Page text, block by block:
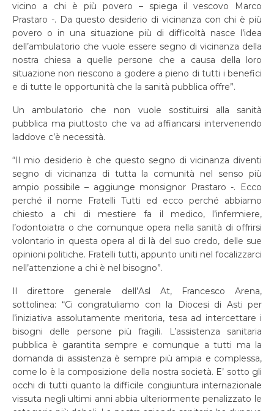
vicino a chi è più povero – spiega il vescovo Marco
Prastaro -. Da questo desiderio di vicinanza con chi è più
povero o in una situazione più di difficoltà nasce l’idea
dell’ambulatorio che vuole essere segno di vicinanza della
nostra chiesa a quelle persone che a causa della loro
situazione non riescono a godere a pieno di tutti i benefici
e di tutte le opportunità che la sanità pubblica offre”.
Un ambulatorio che non vuole sostituirsi alla sanità
pubblica ma piuttosto che va ad affiancarsi intervenendo
laddove c’è necessità.
“Il mio desiderio è che questo segno di vicinanza diventi
segno di vicinanza di tutta la comunità nel senso più
ampio possibile – aggiunge monsignor Prastaro -. Ecco
perché il nome Fratelli Tutti ed ecco perché abbiamo
chiesto a chi di mestiere fa il medico, l’infermiere,
l’odontoiatra o che comunque opera nella sanità di offrirsi
volontario in questa opera al di là del suo credo, delle sue
opinioni politiche. Fratelli tutti, appunto uniti nel focalizzarci
nell’attenzione a chi è nel bisogno”.
Il direttore generale dell’Asl At, Francesco Arena,
sottolinea: “Ci congratuliamo con la Diocesi di Asti per
l’iniziativa assolutamente meritoria, tesa ad intercettare i
bisogni delle persone più fragili. L’assistenza sanitaria
pubblica è garantita sempre e comunque a tutti ma la
domanda di assistenza è sempre più ampia e complessa,
come lo è la composizione della nostra società. E’ sotto gli
occhi di tutti quanto la difficile congiuntura internazionale
vissuta negli ultimi anni abbia ulteriormente penalizzato le